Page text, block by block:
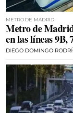
METRO DE MADRID
Metro de
en las líneas 9B,
DIEGO DOMINGO